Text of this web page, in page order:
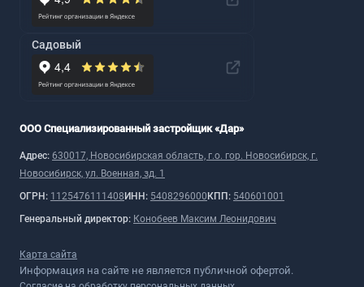
Садовый
ООО Специализированный застройщик «Дар»
Адрес: 630017, Новосибирская область, г.о. гор. Новосибирск, г.
Новосибирск, ул. Военная, зд. 1
ОГРН: 1125476111408 ИНН: 5408296000 КПП: 540601001
Генеральный директор: Конобеев Максим Леонидович
Карта сайта
Информация на сайте не является публичной офертой.